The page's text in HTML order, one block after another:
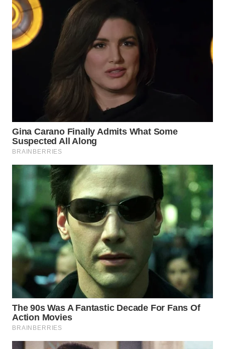
KONSUMEN
WAHANA
LISTRIK
WAHANANEWS
ID
WAHANANEWS
CO ID
WAHANANEWS
WAHANA
SPORT
WAHANA
WAHANA
SELEB